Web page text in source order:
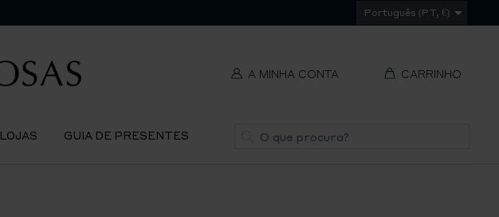
Português (PT, €)
A MINHA CONTA CARRINHO
LOJAS GUIA DE PRESENTES Pesquisa